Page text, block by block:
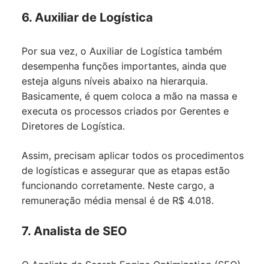
6. Auxiliar de Logística
Por sua vez, o Auxiliar de Logística também
desempenha funções importantes, ainda que
esteja alguns níveis abaixo na hierarquia.
Basicamente, é quem coloca a mão na massa e
executa os processos criados por Gerentes e
Diretores de Logística.
Assim, precisam aplicar todos os procedimentos
de logísticas e assegurar que as etapas estão
funcionando corretamente. Neste cargo, a
remuneração média mensal é de R$ 4.018.
7. Analista de SEO